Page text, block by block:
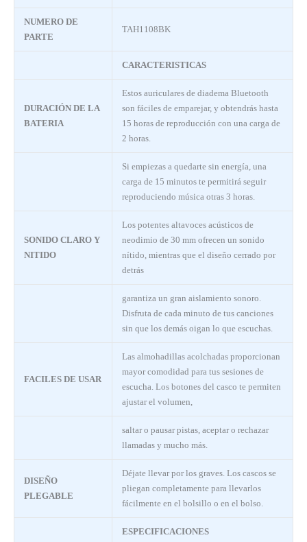
NUMERO DE
PARTE
TAH1108BK
CARACTERISTICAS
DURACIÓN DE LA
BATERIA
Estos auriculares de diadema Bluetooth
son fáciles de emparejar, y obtendrás hasta
15 horas de reproducción con una carga de
2 horas.
Si empiezas a quedarte sin energía, una
carga de 15 minutos te permitirá seguir
reproduciendo música otras 3 horas.
SONIDO CLARO Y
NITIDO
Los potentes altavoces acústicos de
neodimio de 30 mm ofrecen un sonido
nítido, mientras que el diseño cerrado por
detrás
garantiza un gran aislamiento sonoro.
Disfruta de cada minuto de tus canciones
sin que los demás oigan lo que escuchas.
FACILES DE USAR
Las almohadillas acolchadas proporcionan
mayor comodidad para tus sesiones de
escucha. Los botones del casco te permiten
ajustar el volumen,
saltar o pausar pistas, aceptar o rechazar
llamadas y mucho más.
DISEÑO
PLEGABLE
Déjate llevar por los graves. Los cascos se
pliegan completamente para llevarlos
fácilmente en el bolsillo o en el bolso.
ESPECIFICACIONES